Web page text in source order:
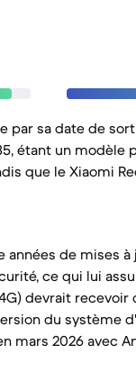
par sa date de
étant un
que le Xiaomi
années de mises
ce qui lui
devrait
du système
mars 2026 avec